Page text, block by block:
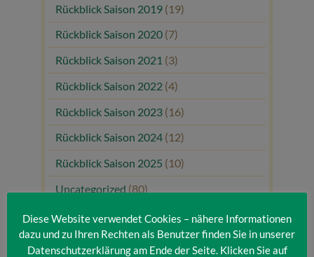
Rückblick Saison 2019 (19)
Rückblick Saison 2020 (7)
Rückblick Saison 2021 (3)
Rückblick Saison 2022 (4)
Rückblick Saison 2023 (16)
Rückblick Saison 2024 (12)
Rückblick Saison 2025 (10)
Uncategorized (80)
Unsere Gäste(1)
Diese Website verwendet Cookies – nähere Informationen
dazu und zu Ihren Rechten als Benutzer finden Sie in unserer
Datenschutzerklärung am Ende der Seite. Klicken Sie auf